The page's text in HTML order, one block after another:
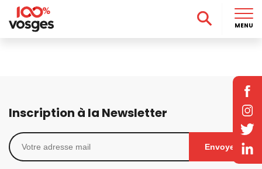
Inscription à la Newsletter
Envoyer
MENU